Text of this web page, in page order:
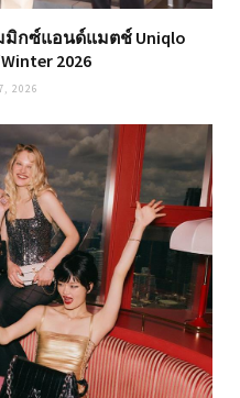
มิกซ์แอนด์แมตช์ Uniqlo
2026
2026